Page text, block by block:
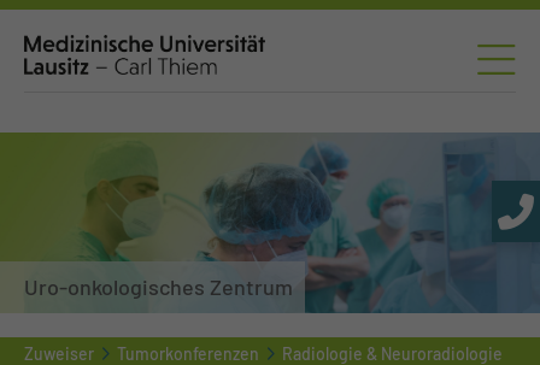
Uro-onkologisches Zentrum
Zuweiser Tumorkonferenzen
Radiologie & Neuroradiologie